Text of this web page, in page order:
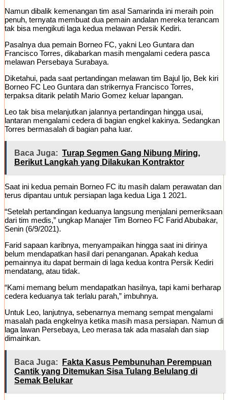
Namun dibalik kemenangan tim asal Samarinda ini meraih poin
penuh, ternyata membuat dua pemain andalan mereka terancam
tak bisa mengikuti laga kedua melawan Persik Kediri.
Pasalnya dua pemain Borneo FC, yakni Leo Guntara dan
Francisco Torres, dikabarkan masih mengalami cedera pasca
melawan Persebaya Surabaya.
Diketahui, pada saat pertandingan melawan tim Bajul Ijo, Bek kiri
Borneo FC Leo Guntara dan strikernya Francisco Torres,
terpaksa ditarik pelatih Mario Gomez keluar lapangan.
Leo tak bisa melanjutkan jalannya pertandingan hingga usai,
lantaran mengalami cedera di bagian engkel kakinya. Sedangkan
Torres bermasalah di bagian paha luar.
Baca Juga: Turap Segmen Gang Nibung Miring,
Berikut Langkah yang Dilakukan Kontraktor
Saat ini kedua pemain Borneo FC itu masih dalam perawatan dan
terus dipantau untuk persiapan laga kedua Liga 1 2021.
“Setelah pertandingan keduanya langsung menjalani pemeriksaan
dari tim medis,” ungkap Manajer Tim Borneo FC Farid Abubakar,
Senin (6/9/2021).
Farid sapaan karibnya, menyampaikan hingga saat ini dirinya
belum mendapatkan hasil dari penanganan. Apakah kedua
pemainnya itu dapat bermain di laga kedua kontra Persik Kediri
mendatang, atau tidak.
“Kami memang belum mendapatkan hasilnya, tapi kami berharap
cedera keduanya tak terlalu parah,” imbuhnya.
Untuk Leo, lanjutnya, sebenarnya memang sempat mengalami
masalah pada engkelnya ketika masih masa persiapan. Namun di
laga lawan Persebaya, Leo merasa tak ada masalah dan siap
dimainkan.
Baca Juga:
Fakta Kasus Pembunuhan Perempuan
Cantik yang Ditemukan Sisa Tulang Belulang di
Semak Belukar